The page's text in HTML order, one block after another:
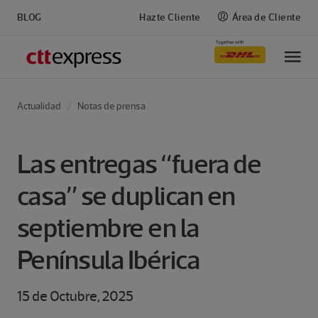
BLOG Área de Cliente
Hazte Cliente
Actualidad Notas de prensa
Las entregas “fuera de
casa” se duplican en
septiembre en la
Península Ibérica
15 de Octubre, 2025